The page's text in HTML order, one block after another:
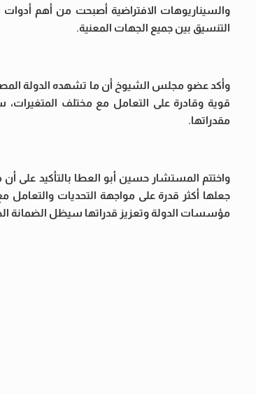
والسيناريوهات الافتراضية أصبحت من أهم أدوات
التنسيق بين جميع الجهات المعنية.
وأكد عضو مجلس الشيوخ أن ما تشهده الدولة
قوية وقادرة على التعامل مع مختلف المتغيرات،
مقدراتها.
واختتم المستشار حسين أبو العطا بالتأكيد على
جعلها أكثر قدرة على مواجهة التحديات والتعامل
مؤسسات الدولة وتعزيز قدراتها سيظل الضمانة